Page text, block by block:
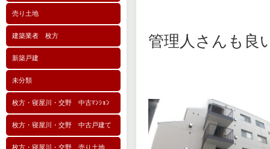
売り土地
建築業者 枚方
新築戸建
未分類
枚方・寝屋川・交野 中古ﾏﾝｼｮﾝ
枚方・寝屋川・交野 中古戸建て
枚方・寝屋川・交野 売り土地
管理人さんも良